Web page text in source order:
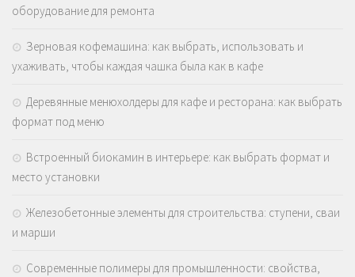
оборудование для ремонта
Зерновая кофемашина: как выбрать, использовать и
ухаживать, чтобы каждая чашка была как в кафе
Деревянные менюхолдеры для кафе и ресторана: как выбрать
формат под меню
Встроенный биокамин в интерьере: как выбрать формат и
место установки
Железобетонные элементы для строительства: ступени, сваи
и марши
Современные полимеры для промышленности: свойства,